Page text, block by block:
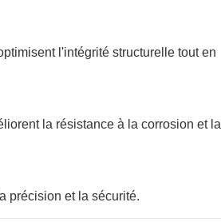
l'intégrité structurelle tout en
la résistance à la corrosion et la
précision et la sécurité.